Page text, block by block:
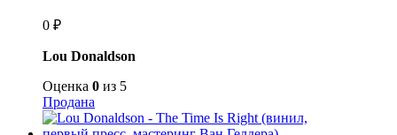
0 ₽
Lou Donaldson
Оценка 0 из 5
Продана